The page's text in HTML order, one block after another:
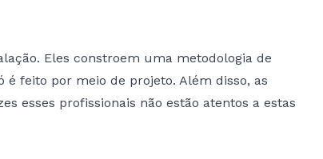
Eles constroem uma metodologia de
feito por meio de projeto. Além disso, as
esses profissionais não estão atentos a estas